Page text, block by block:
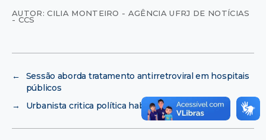
AUTOR: CILIA MONTEIRO - AGÊNCIA UFRJ DE NOTÍCIAS
- CCS
←
Sessão aborda tratamento antirretroviral em hospitais
públicos
→
Urbanista critica política habitacional do Estado